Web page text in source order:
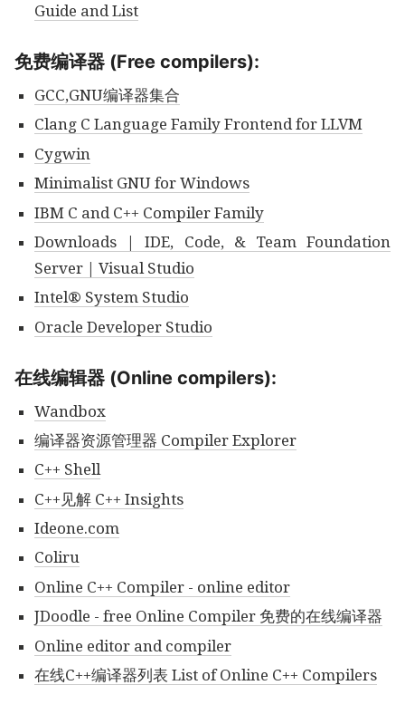
Guide and List
免费编译器 (Free compilers):
GCC,GNU编译器集合
Clang C Language Family Frontend for LLVM
Cygwin
Minimalist GNU for Windows
IBM C and C++ Compiler Family
Downloads | IDE, Code, & Team Foundation
Server | Visual Studio
Intel® System Studio
Oracle Developer Studio
在线编辑器 (Online compilers):
Wandbox
编译器资源管理器 Compiler Explorer
C++ Shell
C++见解 C++ Insights
Ideone.com
Coliru
Online C++ Compiler - online editor
JDoodle - free Online Compiler 免费的在线编译器
Online editor and compiler
在线C++编译器列表 List of Online C++ Compilers